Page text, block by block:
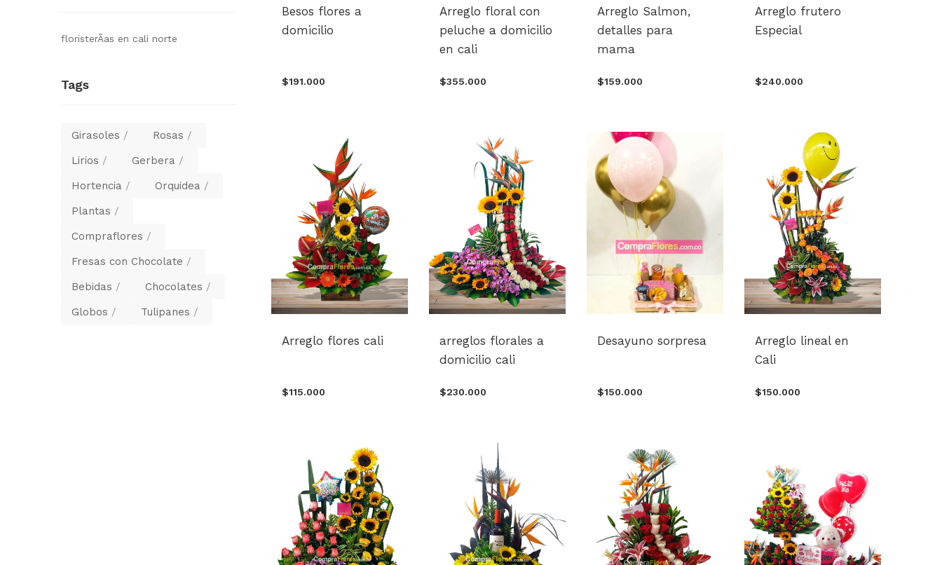
floristerÃ­as en cali norte
Tags
Girasoles
Rosas
Lirios
Gerbera
Hortencia
Orquidea
Plantas
Compraflores
Fresas con Chocolate
Bebidas
Chocolates
Globos
Tulipanes
Besos flores a
domicilio
$191.000
Arreglo floral con
peluche a domicilio
en cali
$355.000
Arreglo Salmon,
detalles para
mama
$159.000
Arreglo frutero
Especial
$240.000
Arreglo flores cali
$115.000
arreglos florales a
domicilio cali
$230.000
Desayuno sorpresa
$150.000
Arreglo lineal en
Cali
$150.000